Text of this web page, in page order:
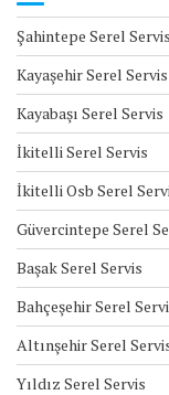
Şahintepe Serel Servis
Kayaşehir Serel Servis
Kayabaşı Serel Servis
İkitelli Serel Servis
İkitelli Osb Serel
Güvercintepe Serel
Başak Serel Servis
Bahçeşehir Serel
Altınşehir Serel
Yıldız Serel Servis